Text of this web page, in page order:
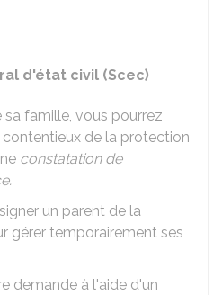
d'état civil (Scec)
famille, vous pourrez
de la protection
constatation de
un parent de la
gérer temporairement ses
demande à l'aide d'un